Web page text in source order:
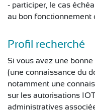
- participer, le cas
au bon fonctionnement
Profil recherché
Si vous avez une
(une connaissance du
notamment une
sur les autorisations
administratives